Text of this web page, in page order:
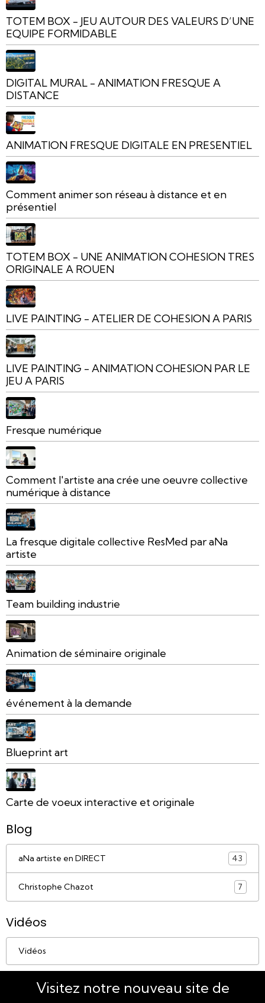
TOTEM BOX - JEU AUTOUR DES VALEURS D’UNE
EQUIPE FORMIDABLE
DIGITAL MURAL - ANIMATION FRESQUE A
DISTANCE
ANIMATION FRESQUE DIGITALE EN PRESENTIEL
Comment animer son réseau à distance et en
présentiel
TOTEM BOX - UNE ANIMATION COHESION TRES
ORIGINALE A ROUEN
LIVE PAINTING - ATELIER DE COHESION A PARIS
LIVE PAINTING - ANIMATION COHESION PAR LE
JEU A PARIS
Fresque numérique
Comment l'artiste ana crée une oeuvre collective
numérique à distance
La fresque digitale collective ResMed par aNa
artiste
Team building industrie
Animation de séminaire originale
événement à la demande
Blueprint art
Carte de voeux interactive et originale
Blog
aNa artiste en DIRECT 43
Christophe Chazot 7
Vidéos
Vidéos
Visitez notre nouveau site de